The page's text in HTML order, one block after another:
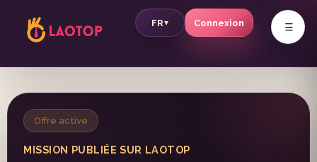
FR▾ Connexion v
Offre active
MISSION PUBLIÉE SUR LAOTOP